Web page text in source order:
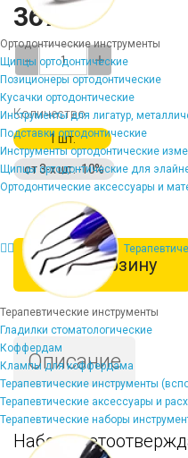
Ортодонтические инструменты
Щипцы ортодонтические
Позиционеры ортодонтические
Кусачки ортодонтические
Инструменты для лигатур,
Подставки ортодонтические
Инструменты ортодонтические
Щипцы ортодонтические для
Ортодонтические аксессуары и
Терапевтические инструменты
Гладилки стоматологические
Коффердам
Клампы для коффердама
Терапевтические инструменты
Терапевтические аксессуары и
Терапевтические наборы
3675 ₽
- +
Количество
1 шт.
от 3-х шт. -10%
В корзину
Описание
Набор